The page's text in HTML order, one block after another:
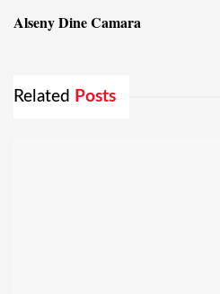
Alseny Dine Camara
Related Posts